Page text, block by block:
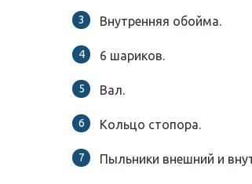
Внутренняя обойма.
6 шариков.
Вал.
Кольцо стопора.
Пыльники внешний и